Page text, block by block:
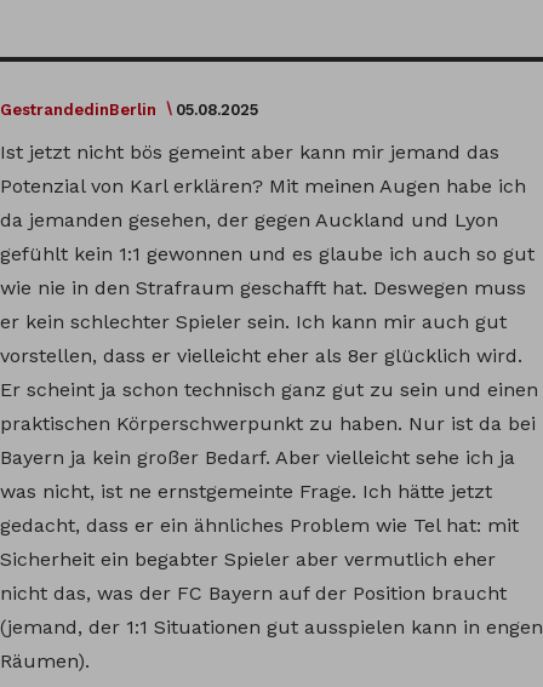
GestrandedinBerlin 05.08.2025
Ist jetzt nicht bös gemeint aber kann mir jemand das
Potenzial von Karl erklären? Mit meinen Augen habe ich
da jemanden gesehen, der gegen Auckland und Lyon
gefühlt kein 1:1 gewonnen und es glaube ich auch so gut
wie nie in den Strafraum geschafft hat. Deswegen muss
er kein schlechter Spieler sein. Ich kann mir auch gut
vorstellen, dass er vielleicht eher als 8er glücklich wird.
Er scheint ja schon technisch ganz gut zu sein und einen
praktischen Körperschwerpunkt zu haben. Nur ist da bei
Bayern ja kein großer Bedarf. Aber vielleicht sehe ich ja
was nicht, ist ne ernstgemeinte Frage. Ich hätte jetzt
gedacht, dass er ein ähnliches Problem wie Tel hat: mit
Sicherheit ein begabter Spieler aber vermutlich eher
nicht das, was der FC Bayern auf der Position braucht
(jemand, der 1:1 Situationen gut ausspielen kann in engen
Räumen).